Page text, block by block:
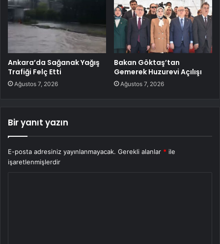
Ankara’da Sağanak Yağış
Trafiği Felç Etti
Ağustos 7, 2026
Bakan Göktaş’tan
Gemerek Huzurevi Açılışı
Ağustos 7, 2026
Bir yanıt yazın
E-posta adresiniz yayınlanmayacak. Gerekli alanlar * ile
işaretlenmişlerdir